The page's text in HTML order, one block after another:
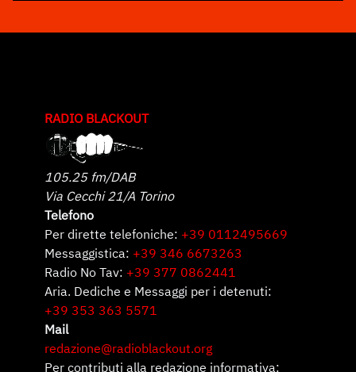
RADIO BLACKOUT
105.25 fm/DAB
Via Cecchi 21/A Torino
Telefono
Per dirette telefoniche: +39 0112495669
Messaggistica: +39 346 6673263
Radio No Tav: +39 377 0862441
Aria. Dediche e Messaggi per i detenuti:
+39 353 363 5571
Mail
redazione@radioblackout.org
Per contributi alla redazione informativa: